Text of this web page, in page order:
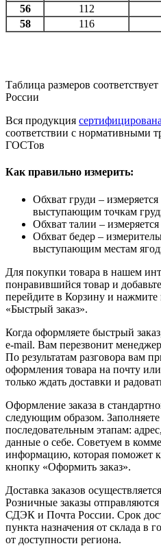
56 112
58
116
Таблица размеров
России
Вся продукция сертифицирована
соответствии с нормативными
ГОСТов
Как правильно измерить:
Обхват груди –
выступающим точкам
Обхват талии –
Обхват бедер –
выступающим местам
Для покупки товара в нашем
понравившийся товар и
перейдите в Корзину и
«Быстрый заказ».
Когда оформляете быстрый
e-mail. Вам перезвонит
По результатам разговора вам
оформления товара на почту
только ждать доставки и
Оформление заказа в
следующим образом.
последовательным этапам:
данные о себе. Советуем в
информацию, которая поможет
кнопку «Оформить заказ».
Доставка заказов
Розничные заказы
СДЭК и Почта России. Срок
пункта назначения от склада в
от доступности региона.